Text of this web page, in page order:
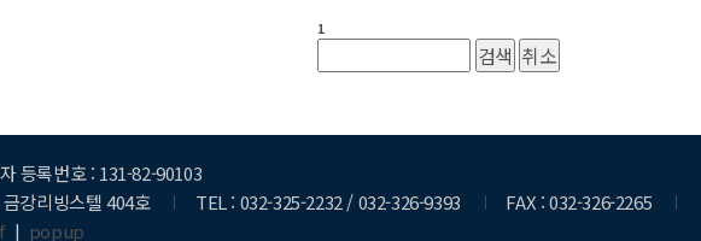
1
등록번호 : 131-82-90103
강리빙스텔 404호
TEL : 032-325-2232 / 032-326-9393
FAX : 032-326-2265
| popup